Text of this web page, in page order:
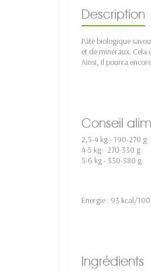
Description
Pâté biologique
et de minéraux. Cela
Ainsi, il pourra
Conseil
2,5-4 kg - 190-270 g
4-5 kg - 270-330 g
5-6 kg - 330-380 g
Énergie : 93 kcal/
Ingrédients